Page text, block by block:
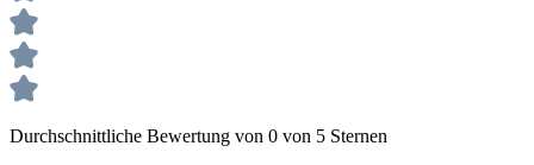
Durchschnittliche Bewertung von 0 von 5 Sternen